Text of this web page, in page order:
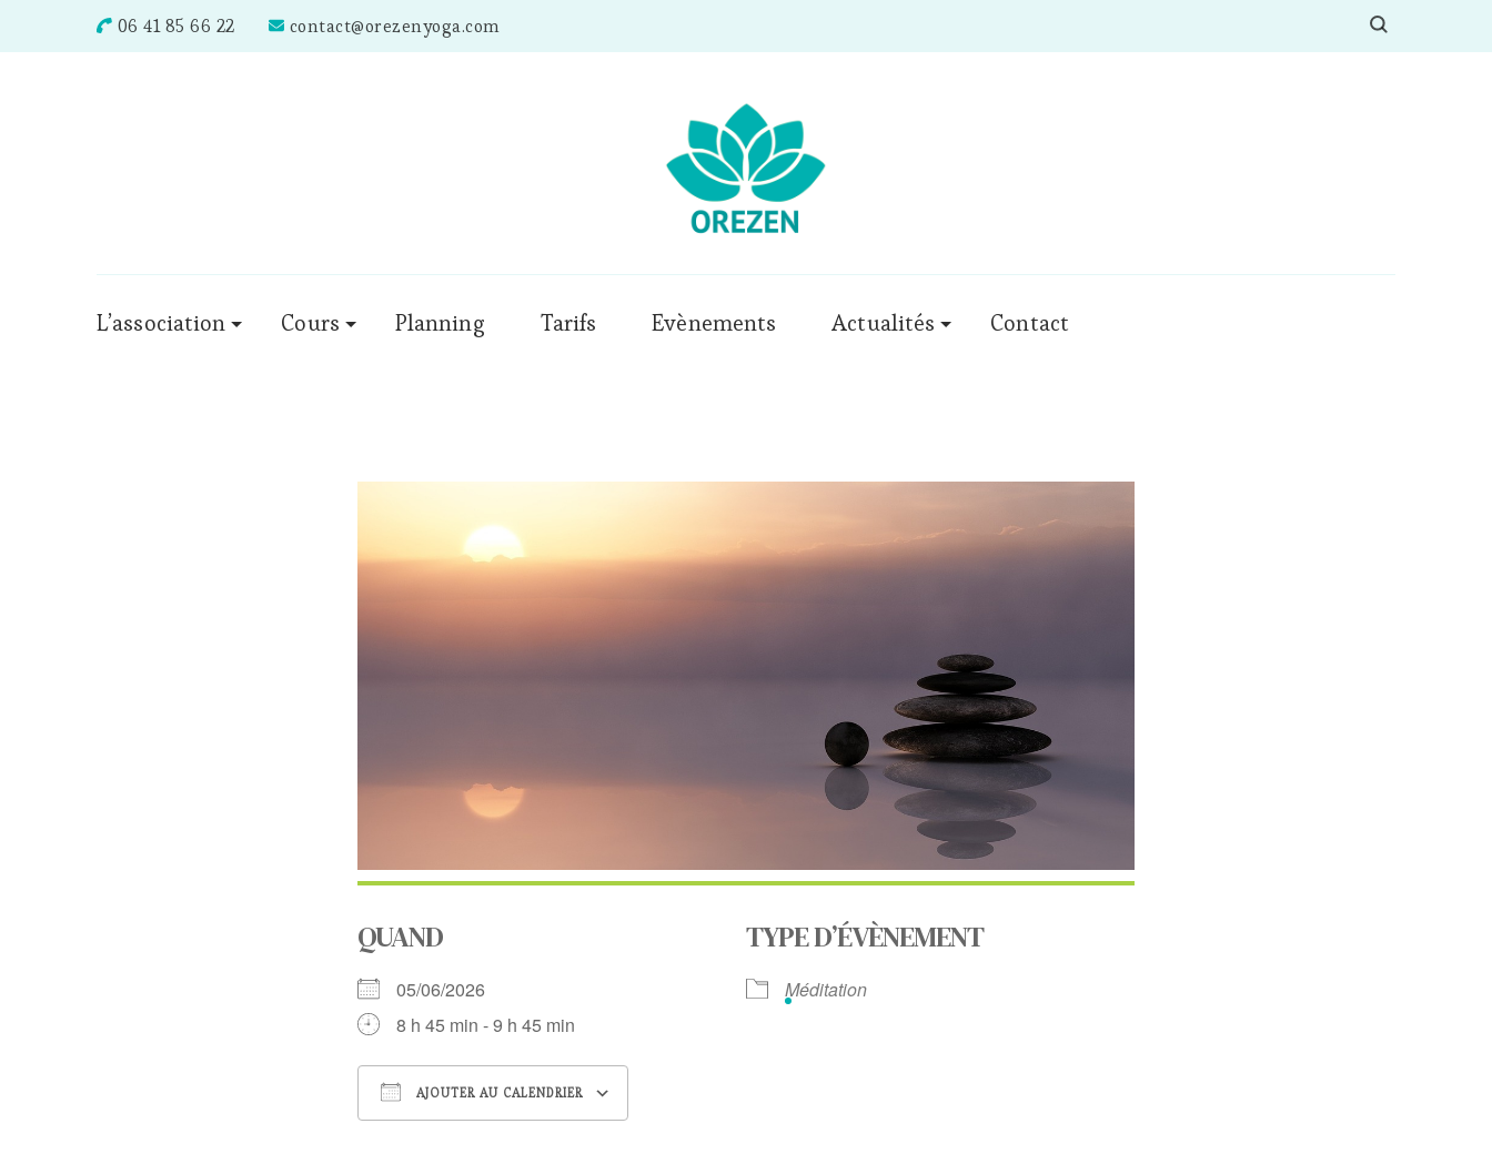
06 41 85 66 22 contact@orezenyoga.com
L’association Cours Planning Tarifs Evènements Actualités Contact
QUAND
05/06/2026
8 h 45 min - 9 h 45 min
AJOUTER AU CALENDRIER
TYPE D’ÉVÈNEMENT
Méditation